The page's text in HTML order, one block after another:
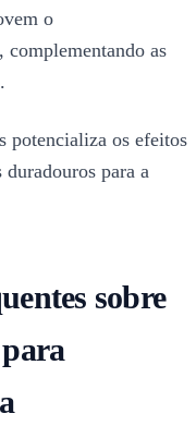
o
as
potencializa os efeitos
para a
sobre